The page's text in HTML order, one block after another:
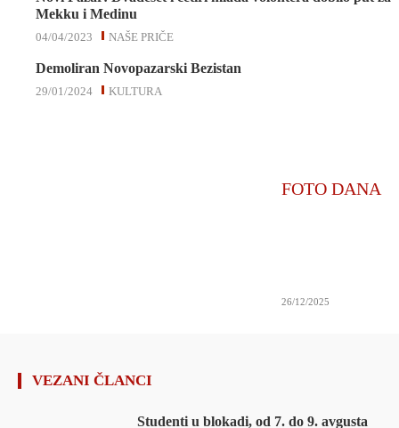
Mekku i Medinu
NAŠE PRIČE
04/04/2023
Demoliran Novopazarski Bezistan
KULTURA
29/01/2024
FOTO DANA
26/12/2025
VEZANI ČLANCI
Studenti u blokadi, od 7. do 9. avgusta